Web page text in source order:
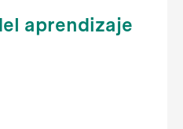
aprendizaje